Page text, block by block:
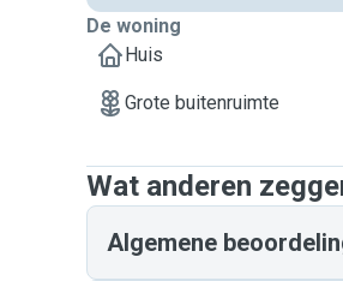
De woning
Huis
Grote buitenruimte
Wat anderen
Algemene